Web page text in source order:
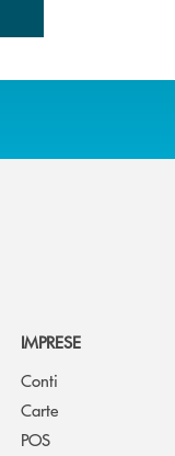
IMPRESE
Conti
Carte
POS